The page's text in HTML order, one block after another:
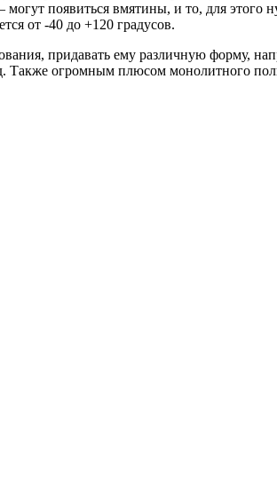
могут появиться вмятины, и то, для
от -40 до +120 градусов.
придавать ему различную форму,
огромным плюсом монолитного